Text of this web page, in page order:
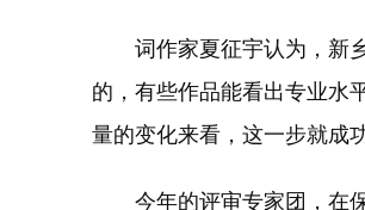
词作家夏征宇认为，新乡
的，有些作品能看出专业水
量的变化来看，这一步就成
今年的评审专家团，在保